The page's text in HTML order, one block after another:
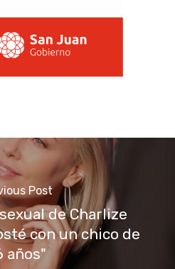
Post
de Charlize
con un chico de
años"